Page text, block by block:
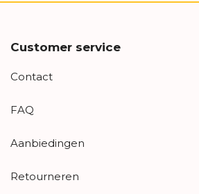
Customer service
Contact
FAQ
Aanbiedingen
Retourneren